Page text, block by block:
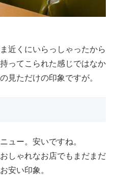
近くにいらっしゃったから
ってこられた感じではなか
見ただけの印象ですが。
ュー。安いですね。
しゃれなお店でもまだまだ
安い印象。